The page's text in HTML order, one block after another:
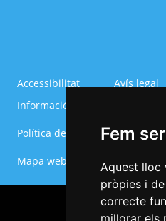
Fem
Aquest lloc
pròpies i
correcte
millorar els
del
Accessibilitat
Avís legal
Informació Bàsica RGPD
Política de privacitat
Mapa web